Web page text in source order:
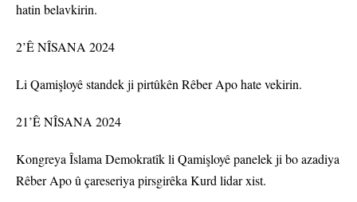
hatin belavkirin.
2’Ê NÎSANA 2024
Li Qamişloyê standek ji pirtûkên Rêber Apo hate vekirin.
21’Ê NÎSANA 2024
Kongreya Îslama Demokratîk li Qamişloyê panelek ji bo azadiya
Rêber Apo û çareseriya pirsgirêka Kurd lidar xist.